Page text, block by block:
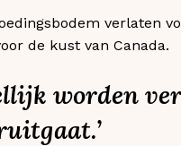
verlaten
de kust van Canada.
worden